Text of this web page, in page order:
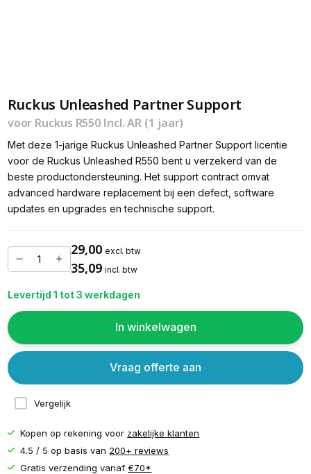
Ruckus Unleashed Partner Support
voor Ruckus R550 Incl. AR (1 jaar)
Met deze 1-jarige Ruckus Unleashed Partner Support licentie
voor de Ruckus Unleashed R550 bent u verzekerd van de
beste productondersteuning. Het support contract omvat
advanced hardware replacement bij een defect, software
updates en upgrades en technische support.
29,00 excl. btw
35,09 incl. btw
Levertijd 1 tot 3 werkdagen
In winkelwagen
Vergelijk
Vraag offerte aan
Kopen op rekening voor zakelijke klanten
4.5 / 5 op basis van 200+ reviews
Gratis verzending vanaf€70*